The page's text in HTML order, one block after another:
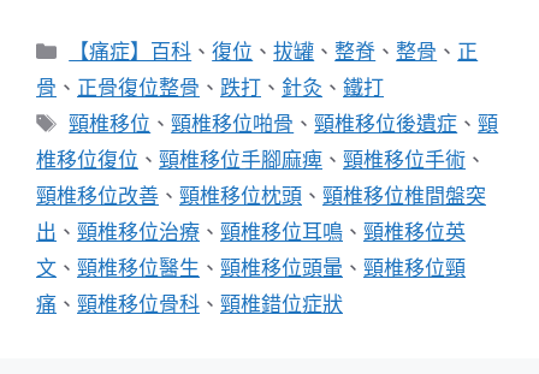
分
類
【痛症】百科 、復位 、拔罐 、整脊 、整骨 、 正
骨 、 正骨復位整骨 、 跌打 、 針灸 、 鐵打
標
籤
頸椎移位 、頸椎移位啪骨 、頸椎移位後遺症 、頸
椎移位復位 、 頸椎移位手腳麻痺 、 頸椎移位手術 、
頸椎移位改善 、 頸椎移位枕頭 、 頸椎移位椎間盤突
出 、 頸椎移位治療 、 頸椎移位耳鳴 、 頸椎移位英
文 、 頸椎移位醫生 、 頸椎移位頭暈 、 頸椎移位頸
痛 、 頸椎移位骨科 、 頸椎錯位症狀